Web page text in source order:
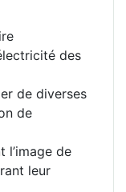
des
de diverses
de
l’image de
leur